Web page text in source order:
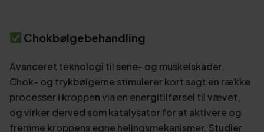
Chokbølgebehandling
Avanceret teknologi til sene- og muskelskader.
Chok- og trykbølgerne stimulerer kort sagt en række
processer i kroppen via en energitilførsel til vævet,
og virker derved som katalysator for at aktivere og
fremme kroppens egne helingsmekanismer. Studier